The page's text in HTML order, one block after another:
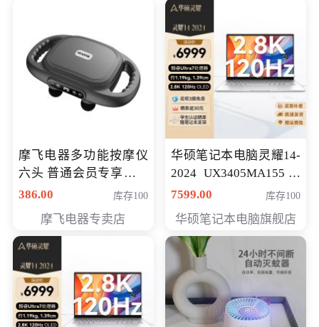
摩飞电器多功能按摩仪
六头 普通会员专享价格
199元
386.00 库存100
摩飞电器专卖店
华硕笔记本电脑灵耀14-
2024 UX3405MA155冰
川银 oled 智慧轻薄本 会
7599.00 库存100
华硕笔记本电脑旗舰店